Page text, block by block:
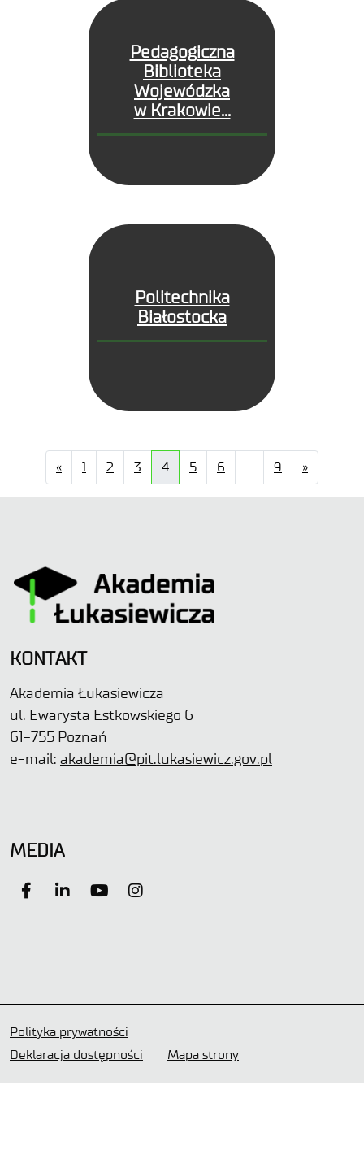
Pedagogiczna
Biblioteka
Wojewódzka
w Krakowie...
Politechnika
Białostocka
« 1 2 3 4 5 6 … 9 »
KONTAKT
Akademia Łukasiewicza
ul. Ewarysta Estkowskiego 6
61-755 Poznań
e-mail: akademia@pit.lukasiewicz.gov.pl
MEDIA
Polityka prywatności
Deklaracja dostępności
Mapa strony